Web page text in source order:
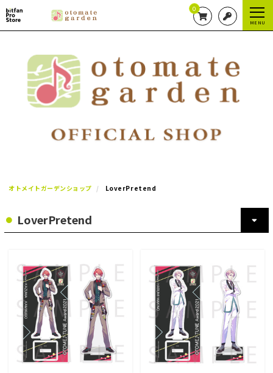
0
MENU
オトメイトガーデンショップ LoverPretend